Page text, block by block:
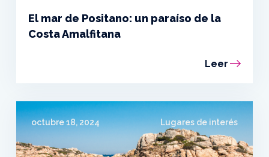
El mar de Positano: un paraíso de la
Costa Amalfitana
Leer
octubre 18, 2024 Lugares de interés